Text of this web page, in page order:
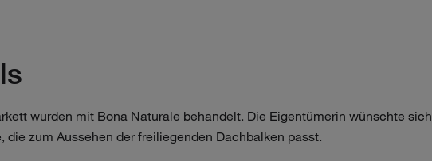
wurden mit Bona Naturale behandelt. Die Eigentümerin wünschte sich
zum Aussehen der freiliegenden Dachbalken passt.